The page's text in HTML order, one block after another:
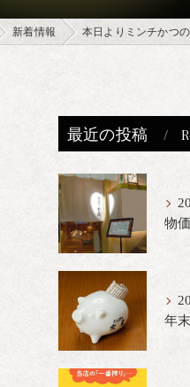
新着情報 本日よりミンチかつ
最近の投稿
物
年